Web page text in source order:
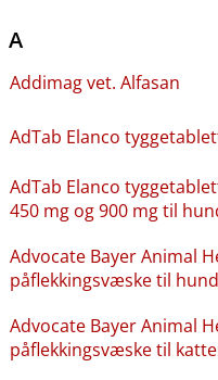
A
Addimag vet. Alfasan
AdTab Elanco
AdTab Elanco
450 mg og 900 mg til
Advocate Bayer Animal
påflekkingsvæske til
Advocate Bayer Animal
påflekkingsvæske til